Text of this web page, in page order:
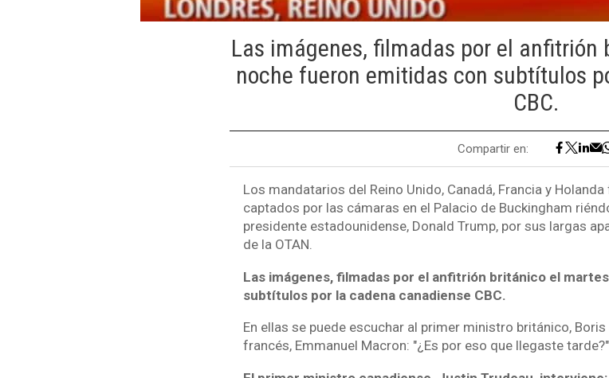
Las imágenes, filmadas por el
noche fueron emitidas con subtítulos
CBC.
Compartir en:
Los mandatarios del Reino Unido, Canadá, Francia y Holanda
captados por las cámaras en el Palacio de Buckingham
presidente estadounidense, Donald Trump, por sus largas
de la OTAN.
Las imágenes, filmadas por el anfitrión británico el
subtítulos por la cadena canadiense CBC.
En ellas se puede escuchar al primer ministro británico,
francés, Emmanuel Macron: "¿Es por eso que llegaste